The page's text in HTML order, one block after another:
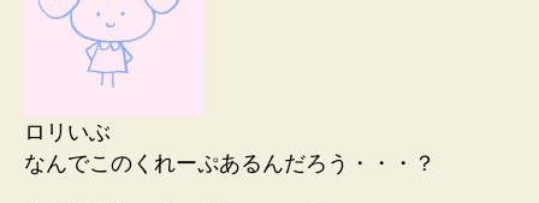
ロリいぶ
なんでこのくれーぷあるんだろう・・・？